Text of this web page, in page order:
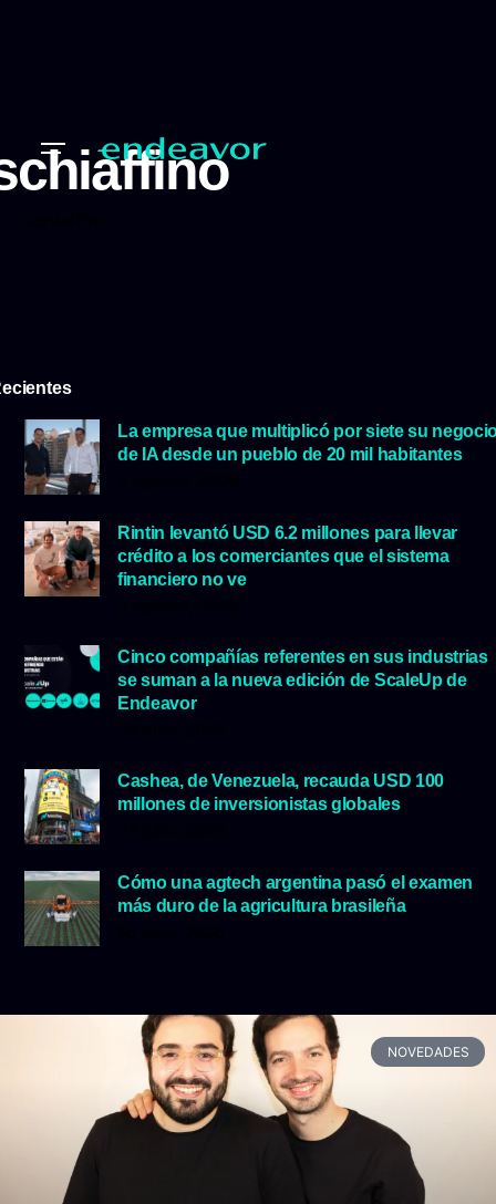
La empresa que multiplicó por siete su
de IA desde un pueblo de 20 mil habitantes
Rintin levantó USD 6.2 millones para llevar
crédito a los comerciantes que el sistema
financiero no ve
Cinco compañías referentes en sus industrias
se suman a la nueva edición de ScaleUp de
Endeavor
Cashea, de Venezuela, recauda USD 100
millones de inversionistas globales
Cómo una agtech argentina pasó el examen
más duro de la agricultura brasileña
NOVEDADES